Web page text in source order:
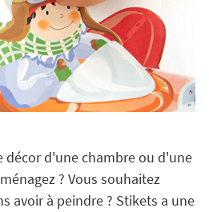
décor d'une chambre ou d'une
? Vous souhaitez
avoir à peindre ? Stikets a une